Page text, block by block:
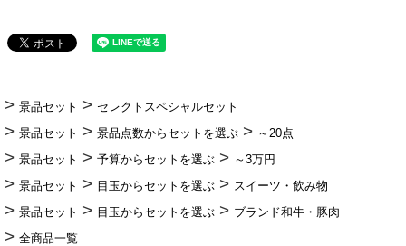
景品セット
セレクトスペシャルセット
景品セット
景品点数からセットを選ぶ
～20点
景品セット
予算からセットを選ぶ
～3万円
景品セット
目玉からセットを選ぶ
スイーツ・飲み物
景品セット
目玉からセットを選ぶ
ブランド和牛・豚肉
全商品一覧